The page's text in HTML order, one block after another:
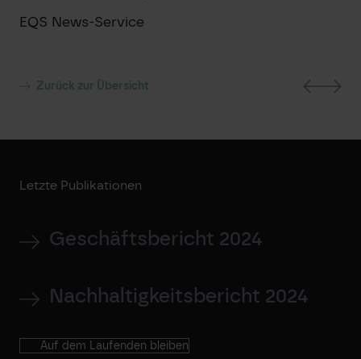
EQS News-Service
Zurück zur Übersicht
Letzte Publikationen
Geschäftsbericht 2024
Nachhaltigkeitsbericht 2024
Auf dem Laufenden bleiben